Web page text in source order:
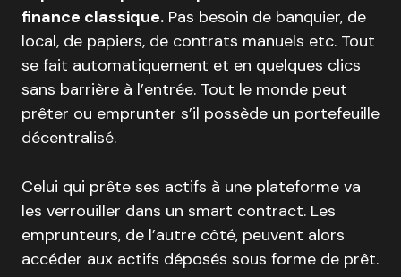
finance classique. Pas besoin de banquier, de
local, de papiers, de contrats manuels etc. Tout
se fait automatiquement et en quelques clics
sans barrière à l’entrée. Tout le monde peut
prêter ou emprunter s’il possède un portefeuille
décentralisé.
Celui qui prête ses actifs à une plateforme va
les verrouiller dans un smart contract. Les
emprunteurs, de l’autre côté, peuvent alors
accéder aux actifs déposés sous forme de prêt.